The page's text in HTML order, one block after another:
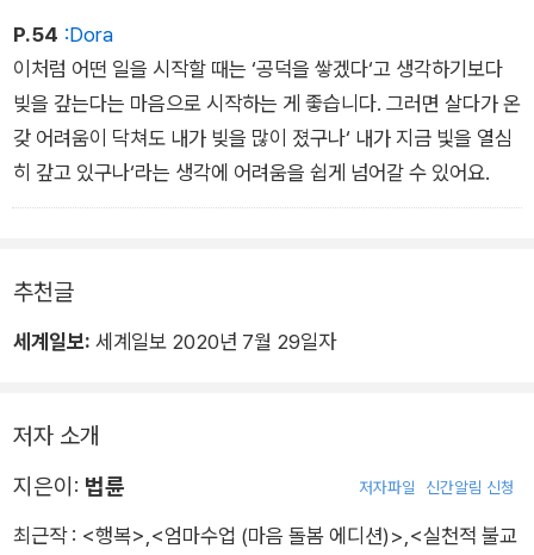
P.54 :Dora
이처럼 어떤 일을 시작할 때는 ‘공덕을 쌓겠다‘고 생각하기보다
빚을 갚는다는 마음으로 시작하는 게 좋습니다. 그러면 살다가 온
갖 어려움이 닥쳐도 내가 빚을 많이 졌구나‘ 내가 지금 빛을 열심
히 갚고 있구나‘라는 생각에 어려움을 쉽게 넘어갈 수 있어요.
추천글
세계일보: 세계일보 2020년 7월 29일자
저자 소개
지은이: 법륜 저자파일 신간알림 신청
최근작 : <행복> <엄마수업 (마음 돌봄 에디션)> <실천적 불교